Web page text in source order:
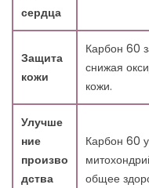
сердца
Защита
кожи
Карбон 60
снижая
кожи.
Улучше
ние
произво
дства
Карбон 60
общее